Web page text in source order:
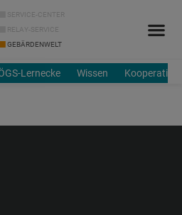
SERVICE-CENTER
RELAY-SERVICE
GEBÄRDENWELT
Lernecke Wissen